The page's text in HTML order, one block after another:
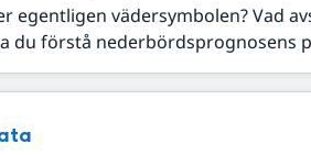
egentligen vädersymbolen? Vad
du förstå nederbördsprognosens